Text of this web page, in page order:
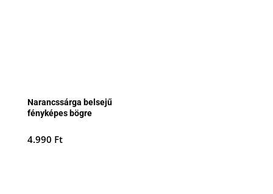
Narancssárga belsejű
fényképes bögre
4.990 Ft